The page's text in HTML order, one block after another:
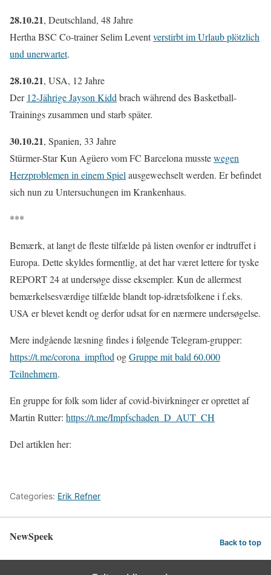
28.10.21, Deutschland, 48 Jahre
Hertha BSC Co-trainer Selim Leventverstirbt im Urlaub plötzlich
und unerwartet.
28.10.21, USA, 12 Jahre
Der 12-Jährige Jayson Kidd brach während des Basketball-
Trainings zusammen und starb später.
30.10.21, Spanien, 33 Jahre
Stürmer-Star Kun Agüero vom FC Barcelona musstewegen
Herzproblemen in einem Spiel ausgewechselt werden. Er befindet
sich nun zu Untersuchungen im Krankenhaus.
***
Bemærk, at langt de fleste tilfælde på listen ovenfor er indtruffet i
Europa. Dette skyldes formentlig, at det har været lettere for tyske
REPORT 24 at undersøge disse eksempler. Kun de allermest
bemærkelsesværdige tilfælde blandt top-idrætsfolkene i f.eks.
USA er blevet kendt og derfor udsat for en nærmere undersøgelse.
Mere indgående læsning findes i følgende Telegram-grupper:
https://t.me/corona_impftod ogGruppe mit bald 60.000
Teilnehmern.
En gruppe for folk som lider af covid-bivirkninger er oprettet af
Martin Rutter: https://t.me/Impfschaden_D_AUT_CH
Del artiklen her:
Categories: Erik Refner
NewSpeek Back to top